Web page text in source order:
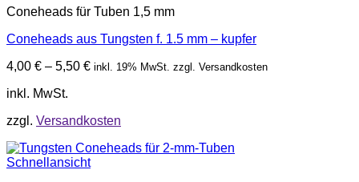
Coneheads für Tuben 1,5 mm
Coneheads aus Tungsten f. 1.5 mm – kupfer
4,00 € – 5,50 € inkl. 19% MwSt. zzgl. Versandkosten
inkl. MwSt.
zzgl. Versandkosten
Schnellansicht